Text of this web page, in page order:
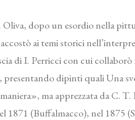
dopo un esordio nella
ai temi storici
di I. Perricci con cui
presentando dipinti quali Una
ma apprezzata da C.
1871 (Buffalmacco), nel 1875